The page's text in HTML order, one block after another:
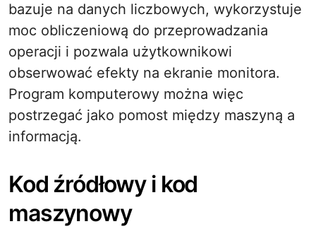
bazuje na danych liczbowych, wykorzystuje
moc obliczeniową do przeprowadzania
operacji i pozwala użytkownikowi
obserwować efekty na ekranie monitora.
Program komputerowy można więc
postrzegać jako pomost między maszyną a
informacją.
Kod źródłowy i kod
maszynowy